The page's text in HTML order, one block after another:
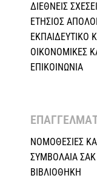
ΔΙΕΘΝΕΙΣ
ΕΤΗΣΙΟΣ
ΕΚΠΑΙΔΕΥΤΙΚΟ
ΟΙΚΟΝΟΜΙΚΕΣ
ΕΠΙΚΟΙΝΩΝΙΑ
ΝΟΜΟΘΕΣΙΕΣ
ΣΥΜΒΟΛΑΙΑ ΣΑΚ
ΒΙΒΛΙΟΘΗΚΗ